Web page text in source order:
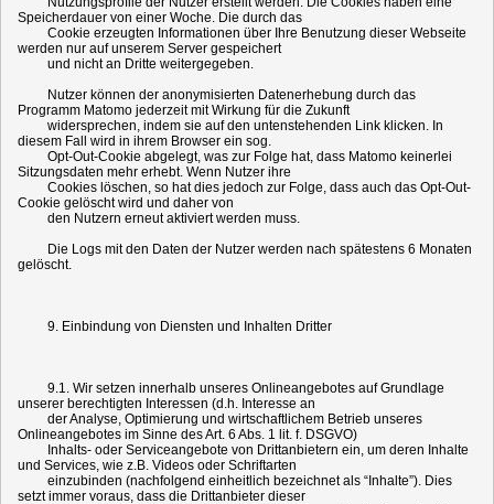
Speicherdauer von einer Woche. Die durch das
Cookie erzeugten Informationen über Ihre Benutzung dieser Webseite
werden nur auf unserem Server gespeichert
und nicht an Dritte weitergegeben.
Nutzer können der anonymisierten Datenerhebung durch das
Programm Matomo jederzeit mit Wirkung für die Zukunft
widersprechen, indem sie auf den untenstehenden Link klicken. In
diesem Fall wird in ihrem Browser ein sog.
Opt-Out-Cookie abgelegt, was zur Folge hat, dass Matomo keinerlei
Sitzungsdaten mehr erhebt. Wenn Nutzer ihre
Cookies löschen, so hat dies jedoch zur Folge, dass auch das Opt-Out-
Cookie gelöscht wird und daher von
den Nutzern erneut aktiviert werden muss.
Die Logs mit den Daten der Nutzer werden nach spätestens 6 Monaten
gelöscht.
9. Einbindung von Diensten und Inhalten Dritter
9.1. Wir setzen innerhalb unseres Onlineangebotes auf Grundlage
unserer berechtigten Interessen (d.h. Interesse an
der Analyse, Optimierung und wirtschaftlichem Betrieb unseres
Onlineangebotes im Sinne des Art. 6 Abs. 1 lit. f. DSGVO)
Inhalts- oder Serviceangebote von Drittanbietern ein, um deren Inhalte
und Services, wie z.B. Videos oder Schriftarten
einzubinden (nachfolgend einheitlich bezeichnet als “Inhalte”). Dies
setzt immer voraus, dass die Drittanbieter dieser